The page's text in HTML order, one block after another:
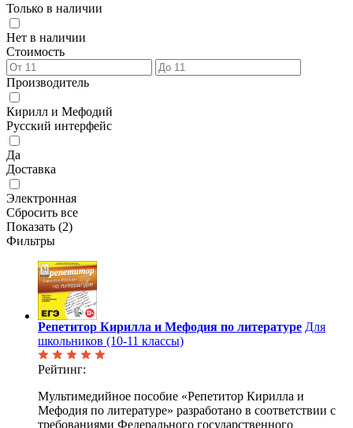
Только в наличии
Нет в наличии
Стоимость
Производитель
Кирилл и Мефодий
Русский интерфейс
Да
Доставка
Электронная
Сбросить все
Показать (2)
Фильтры
Репетитор Кирилла и Мефодия по литературе Для
школьников (10-11 классы)
Рейтинг:
Мультимедийное пособие «Репетитор Кирилла и
Мефодия по литературе» разработано в соответствии с
требованиями Федерального государственного